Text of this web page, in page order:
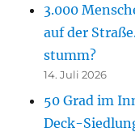
3.000
auf der
stumm?
14. Juli 2026
50 Grad im
Deck-